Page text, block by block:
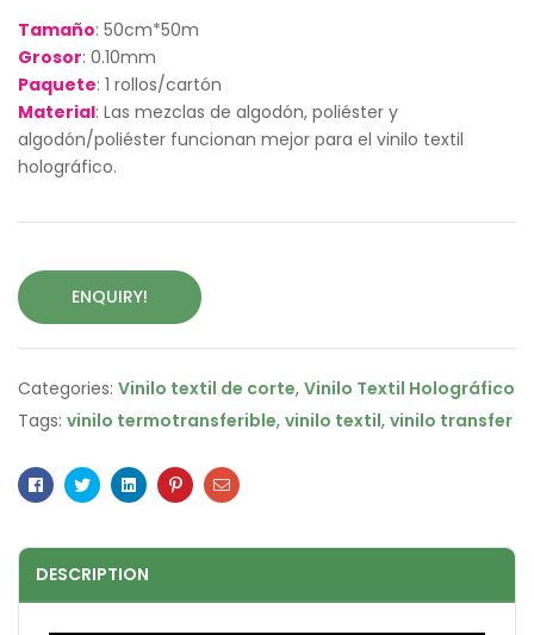
Tamaño: 50cm*50m
Grosor: 0.10mm
Paquete: 1 rollos/cartón
Material: Las mezclas de algodón, poliéster y
algodón/poliéster funcionan mejor para el vinilo textil
holográfico.
ENQUIRY!
Categories: Vinilo textil de corte, Vinilo Textil Holográfico
Tags: vinilo termotransferible, vinilo textil, vinilo transfer
Facebook
TwitterLinkedinPinterestEmail
DESCRIPTION